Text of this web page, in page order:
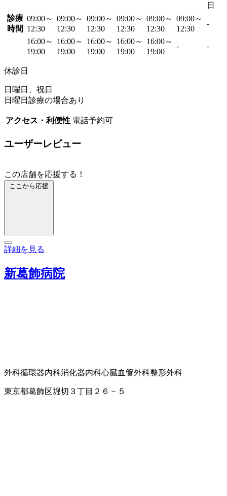
日
診療
時間
09:00～
12:30
09:00～
12:30
09:00～
12:30
09:00～
12:30
09:00～
12:30
09:00～
12:30
-
16:00～
19:00
16:00～
19:00
16:00～
19:00
16:00～
19:00
16:00～
19:00
- -
休診日
日曜日、祝日
日曜日診療の場合あり
アクセス・利便性 電話予約可
ユーザーレビュー
この店舗を応援する！
ここから応援
詳細を見る
新葛飾病院
外科循環器内科消化器内科心臓血管外科整形外科
東京都葛飾区堀切３丁目２６－５